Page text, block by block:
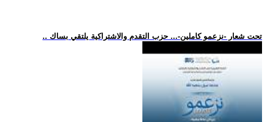
.. تحت شعار -نزعمو كاملين-... حزب التقدم والاشتراكية يلتقي بساك